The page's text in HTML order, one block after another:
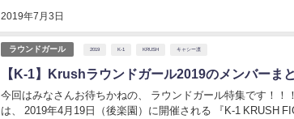
2019年7月3日
ラウンドガール 2019 K-1 KRUSH キャシー凛
【K-1】Krushラウンドガール2019のメンバーま
今回はみなさんお待ちかねの、 ラウンドガール特集です！！！ KRUSHの新ラウンドガール5
は、 2019年4月19日（後楽園）に開催される 『K-1 KRUSH